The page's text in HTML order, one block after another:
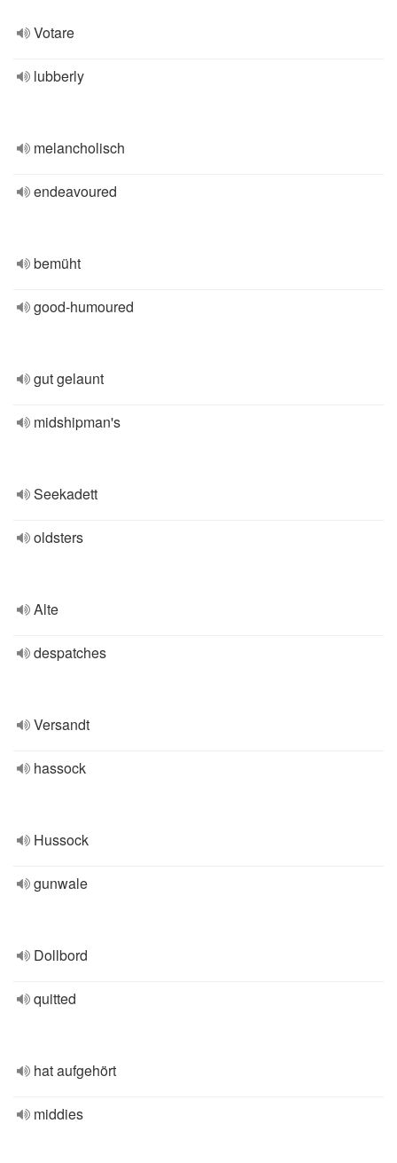
Votare
lubberly
melancholisch
endeavoured
bemüht
good-humoured
gut gelaunt
midshipman's
Seekadett
oldsters
Alte
despatches
Versandt
hassock
Hussock
gunwale
Dollbord
quitted
hat aufgehört
middies